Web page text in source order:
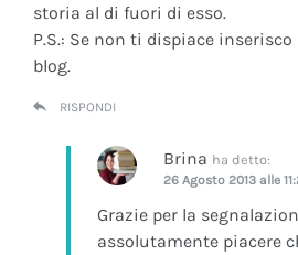
storia al di fuori di esso.
P.S.: Se non ti dispiace
blog.
RISPONDI
Brina ha detto:
26 Agosto 2013 alle
Grazie per la
assolutamente piacere